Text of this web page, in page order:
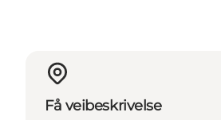
Få veibeskrivelse